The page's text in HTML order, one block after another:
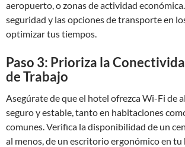
aeropuerto, o zonas de actividad
seguridad y las opciones de transporte en
optimizar tus tiempos.
Paso 3: Prioriza la
de Trabajo
Asegúrate de que el hotel ofrezca Wi-Fi de
seguro y estable, tanto en habitaciones
comunes. Verifica la disponibilidad de un
al menos, de un escritorio ergonómico en